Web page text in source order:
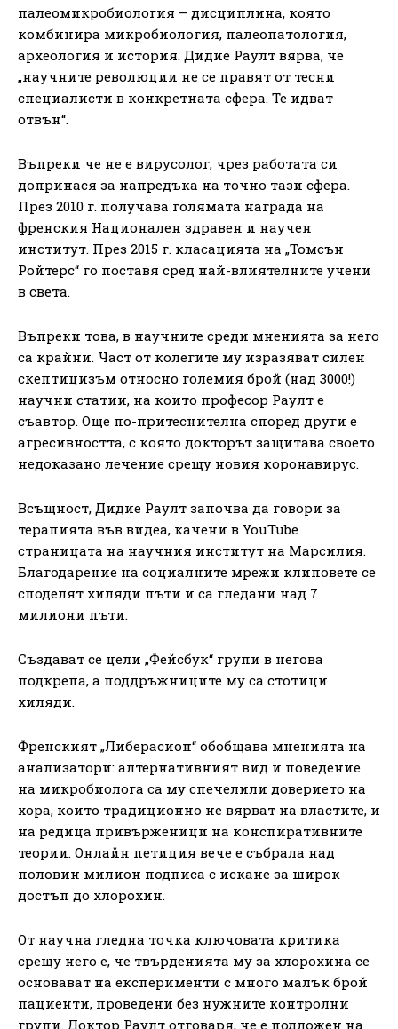
палеомикробиология – дисциплина, която
комбинира микробиология, палеопатология,
археология и история. Дидие Раулт вярва, че
„научните революции не се правят от тесни
специалисти в конкретната сфера. Те идват
отвън“.
Въпреки че не е вирусолог, чрез работата си
допринася за напредъка на точно тази сфера.
През 2010 г. получава голямата награда на
френския Национален здравен и научен
институт. През 2015 г. класацията на „Томсън
Ройтерс“ го поставя сред най-влиятелните учени
в света.
Въпреки това, в научните среди мненията за него
са крайни. Част от колегите му изразяват силен
скептицизъм относно големия брой (над 3000!)
научни статии, на които професор Раулт е
съавтор. Още по-притеснителна според други е
агресивността, с която докторът защитава своето
недоказано лечение срещу новия коронавирус.
Всъщност, Дидие Раулт започва да говори за
терапията във видеа, качени в YouTube
страницата на научния институт на Марсилия.
Благодарение на социалните мрежи клиповете се
споделят хиляди пъти и са гледани над 7
милиони пъти.
Създават се цели „Фейсбук“ групи в негова
подкрепа, а поддръжниците му са стотици
хиляди.
Френският „Либерасион“ обобщава мненията на
анализатори: алтернативният вид и поведение
на микробиолога са му спечелили доверието на
хора, които традиционно не вярват на властите, и
на редица привърженици на конспиративните
теории. Онлайн петиция вече е събрала над
половин милион подписа с искане за широк
достъп до хлорохин.
От научна гледна точка ключовата критика
срещу него е, че твърденията му за хлорохина се
основават на експерименти с много малък брой
пациенти, проведени без нужните контролни
групи. Доктор Раулт отговаря, че е подложен на